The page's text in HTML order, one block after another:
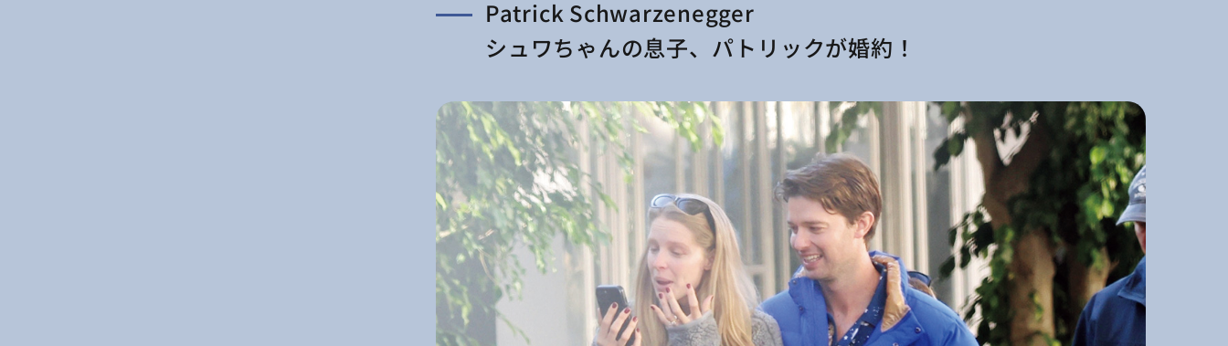
Patrick Schwarzenegger
シュワちゃんの息子、パトリックが婚約！